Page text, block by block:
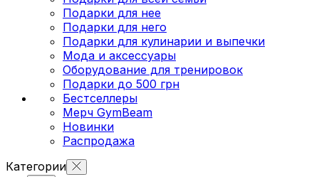
Подарки для нее
Подарки для него
Подарки для кулинарии и выпечки
Мода и аксессуары
Оборудование для тренировок
Подарки до 500 грн
Бестселлеры
Мерч GymBeam
Новинки
Распродажа
Категории